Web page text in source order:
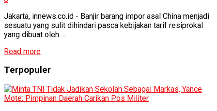
Jakarta, innews.co.id - Banjir barang impor asal China menjadi
sesuatu yang sulit dihindari pasca kebijakan tarif resiprokal
yang dibuat oleh ...
Read more
Terpopuler